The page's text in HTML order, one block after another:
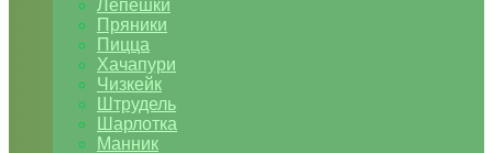
Лепешки
Пряники
Пицца
Хачапури
Чизкейк
Штрудель
Шарлотка
Манник